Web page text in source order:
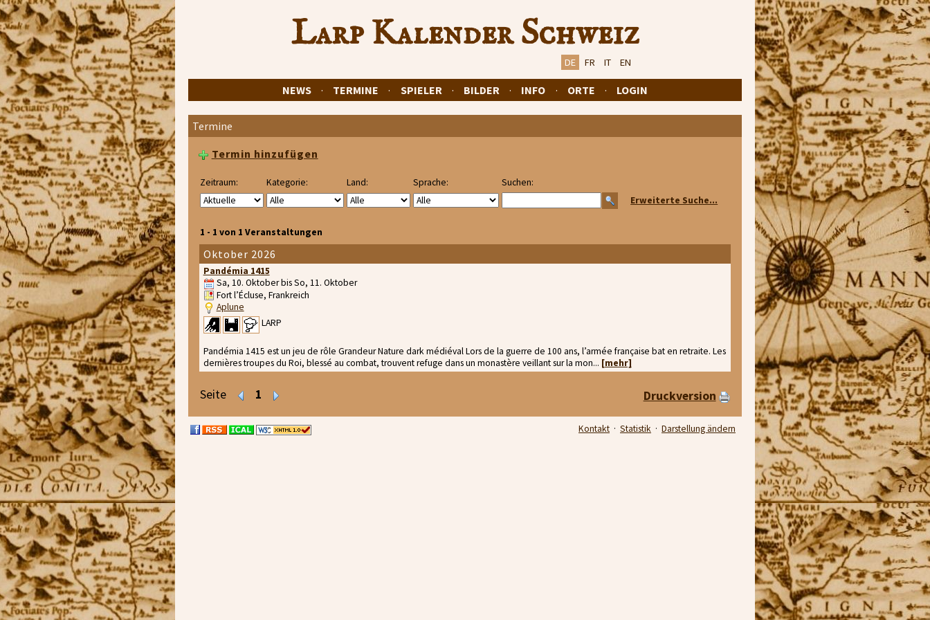
Larp Kalender Schweiz
DE FR IT EN
NEWS · TERMINE · SPIELER · BILDER · INFO · ORTE · LOGIN
Termine
Termin hinzufügen
Zeitraum: Kategorie: Land: Sprache:
Suchen:
Erweiterte Suche...
1 - 1 von 1 Veranstaltungen
Oktober 2026
Pandémia 1415
Sa, 10. Oktober bis So, 11. Oktober
Fort l’Écluse, Frankreich
Aplune
LARP
Pandémia 1415 est un jeu de rôle Grandeur Nature dark médiéval Lors de la guerre de 100 ans, l’armée française bat en retraite. Les
dernières troupes du Roi, blessé au combat, trouvent refuge dans un monastère veillant sur la mon... [mehr]
Seite 1 Druckversion
Kontakt · Statistik · Darstellung ändern